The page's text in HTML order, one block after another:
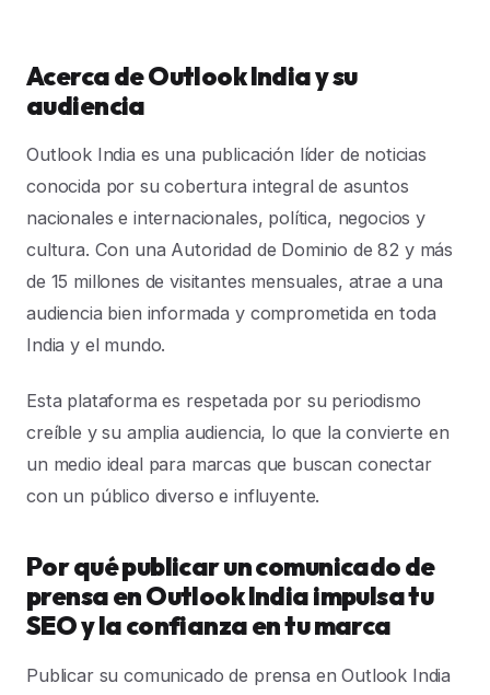
Acerca de Outlook India y su
audiencia
Outlook India es una publicación líder de noticias
conocida por su cobertura integral de asuntos
nacionales e internacionales, política, negocios y
cultura. Con una Autoridad de Dominio de 82 y más
de 15 millones de visitantes mensuales, atrae a una
audiencia bien informada y comprometida en toda
India y el mundo.
Esta plataforma es respetada por su periodismo
creíble y su amplia audiencia, lo que la convierte en
un medio ideal para marcas que buscan conectar
con un público diverso e influyente.
Por qué publicar un comunicado de
prensa en Outlook India impulsa tu
SEO y la confianza en tu marca
Publicar su comunicado de prensa en Outlook India